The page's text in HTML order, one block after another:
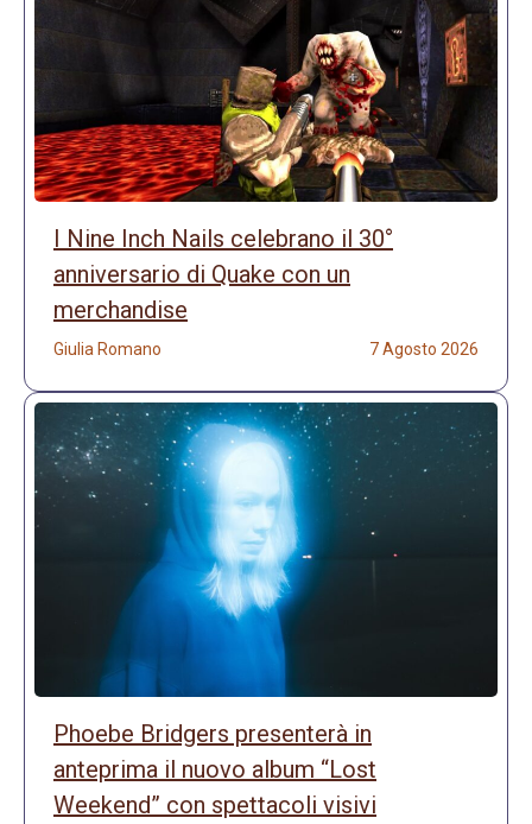
I Nine Inch Nails celebrano il 30°
anniversario di Quake con un
merchandise
Giulia Romano 7 Agosto 2026
Phoebe Bridgers presenterà in
anteprima il nuovo album “Lost
Weekend” con spettacoli visivi